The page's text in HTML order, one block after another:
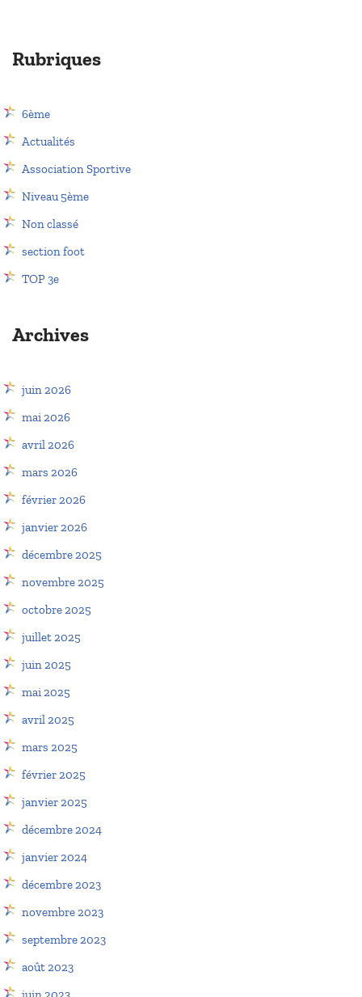
Rubriques
6ème
Actualités
Association Sportive
Niveau 5ème
Non classé
section foot
TOP 3e
Archives
juin 2026
mai 2026
avril 2026
mars 2026
février 2026
janvier 2026
décembre 2025
novembre 2025
octobre 2025
juillet 2025
juin 2025
mai 2025
avril 2025
mars 2025
février 2025
janvier 2025
décembre 2024
janvier 2024
décembre 2023
novembre 2023
septembre 2023
août 2023